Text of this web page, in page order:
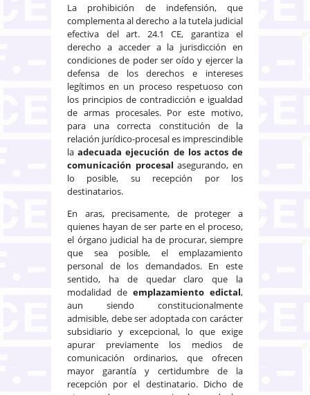
La prohibición de indefensión, que
complementa al derecho a la tutela judicial
efectiva del art. 24.1 CE, garantiza el
derecho a acceder a la jurisdicción en
condiciones de poder ser oído y ejercer la
defensa de los derechos e intereses
legítimos en un proceso respetuoso con
los principios de contradicción e igualdad
de armas procesales. Por este motivo,
para una correcta constitución de la
relación jurídico-procesal es imprescindible
laadecuada ejecución de los actos de
comunicación procesal asegurando, en
lo posible, su recepción por los
destinatarios.
En aras, precisamente, de proteger a
quienes hayan de ser parte en el proceso,
el órgano judicial ha de procurar, siempre
que sea posible, el emplazamiento
personal de los demandados. En este
sentido, ha de quedar claro que la
modalidad de emplazamiento edictal,
aun siendo constitucionalmente
admisible, debe ser adoptada con carácter
subsidiario y excepcional, lo que exige
apurar previamente los medios de
comunicación ordinarios, que ofrecen
mayor garantía y certidumbre de la
recepción por el destinatario. Dicho de